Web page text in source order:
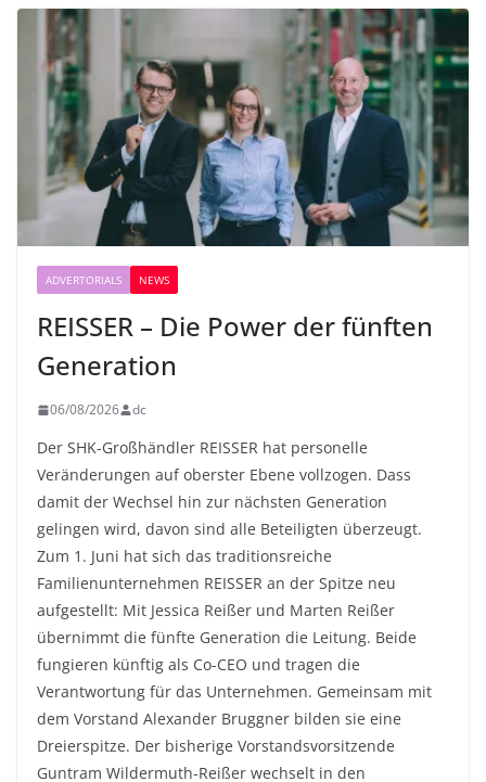
ADVERTORIALS NEWS
REISSER – Die Power der fünften
Generation
06/08/2026 dc
Der SHK-Großhändler REISSER hat personelle
Veränderungen auf oberster Ebene vollzogen. Dass
damit der Wechsel hin zur nächsten Generation
gelingen wird, davon sind alle Beteiligten überzeugt.
Zum 1. Juni hat sich das traditionsreiche
Familienunternehmen REISSER an der Spitze neu
aufgestellt: Mit Jessica Reißer und Marten Reißer
übernimmt die fünfte Generation die Leitung. Beide
fungieren künftig als Co-CEO und tragen die
Verantwortung für das Unternehmen. Gemeinsam mit
dem Vorstand Alexander Bruggner bilden sie eine
Dreierspitze. Der bisherige Vorstandsvorsitzende
Guntram Wildermuth-Reißer wechselt in den